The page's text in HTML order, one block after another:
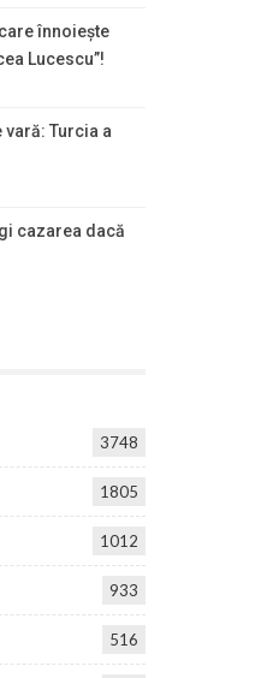
înnoiește
Lucescu”!
vară: Turcia a
cazarea dacă
3748
1805
1012
933
516